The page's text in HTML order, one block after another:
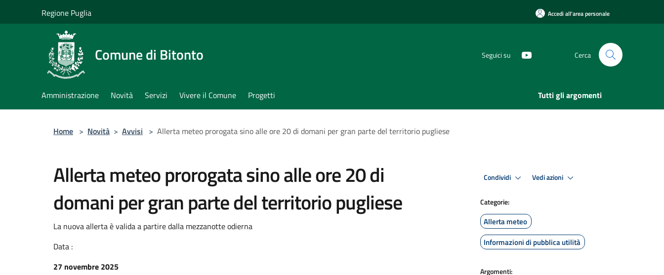
Regione Puglia Accedi all'area personale
Comune di Bitonto Seguici su Cerca
Amministrazione Novità Servizi Vivere il Comune Progetti Tutti gli argomenti
Home > Novità > Avvisi > Allerta meteo prorogata sino alle ore 20 di domani per gran parte del territorio pugliese
Allerta meteo prorogata sino alle ore 20 di
domani per gran parte del territorio pugliese
La nuova allerta è valida a partire dalla mezzanotte odierna
Data :
27 novembre 2025
Condividi Vedi azioni
Categorie:
Allerta meteo
Informazioni di pubblica utilità
Argomenti: